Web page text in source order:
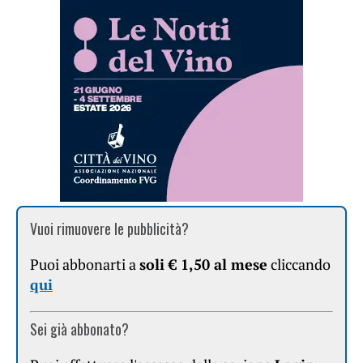
Vuoi rimuovere le pubblicità?
Puoi abbonarti asoli € 1,50 al mese cliccando
qui
Sei già abbonato?